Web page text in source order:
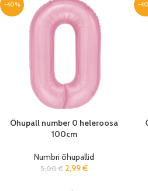
-40%
Õhupall number 0 heleroosa
100cm
Numbri õhupallid
5,00€ 2,99€
-